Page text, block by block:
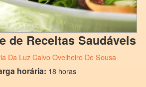
de Receitas Saudáveis
Da Luz Calvo Ovelheiro De Sousa
horária: 18 horas